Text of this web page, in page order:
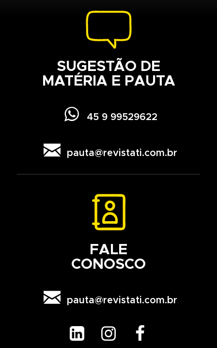
SUGESTÃO DE
MATÉRIA E PAUTA
 45 9 99529622
 pauta@revistati.com.br
FALE
CONOSCO
 pauta@revistati.com.br
  